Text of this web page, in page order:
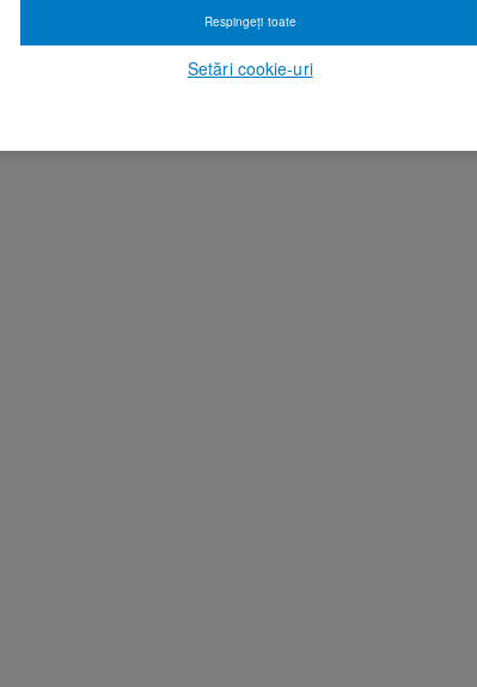
Setări cookie-uri
Respingeți toate